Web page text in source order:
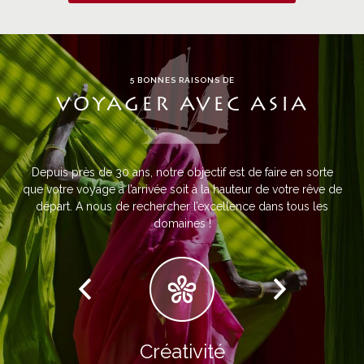
5 BONNES RAISONS DE
VOYAGER AVEC ASIA
Depuis près de 30 ans, notre objectif est de faire en sorte
que votre voyage à l’arrivée soit à la hauteur de votre rêve de
départ. A nous de rechercher l’excellence dans tous les
domaines !
Créativité